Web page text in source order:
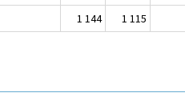
1 144 1 115